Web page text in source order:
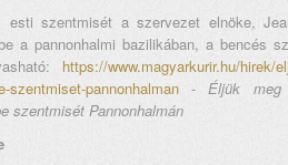
esti szentmisét a szervezet elnöke,
a pannonhalmi bazilikában, a bencés
https://www.magyarkurir.hu/hirek/
szentmiset-pannonhalman -Éljük
szentmisét Pannonhalmán